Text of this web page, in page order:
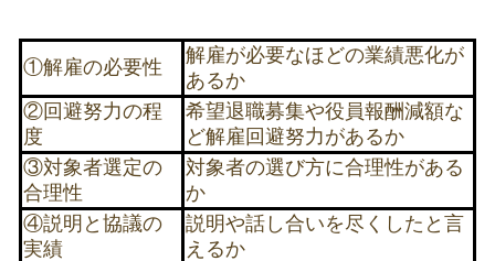
①解雇の必要性
解雇が必要なほどの業績悪化が
あるか
②回避努力の程
度
希望退職募集や役員報酬減額な
ど解雇回避努力があるか
③対象者選定の
合理性
対象者の選び方に合理性がある
か
④説明と協議の
実績
説明や話し合いを尽くしたと言
えるか